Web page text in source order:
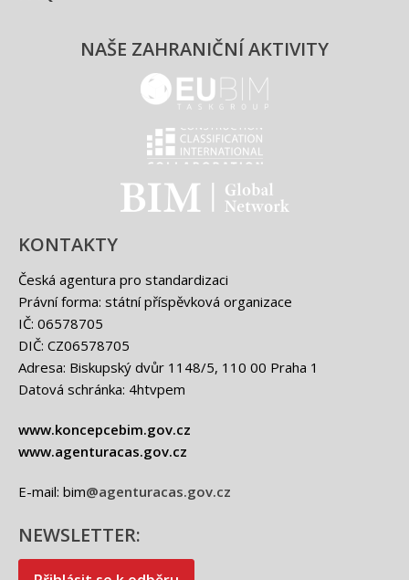
připravit své žáky na požadavky praxe […]
Průvodce novým zákonem o správě informací
ve stavebnictví: Co potřebujete vědět
22.10.2025
Stavebnictví v České republice stojí na prahu
digitální transformace. Klíčovým milníkem je nový
zákon č. 330/2025 Sb., o správě informací […]
letošního roku
Daniel Novotný
Koncepce BIM
Neformální snídaně
Česká agentura pro standardizaci srdečně zve
všechny příznivce a odborníky z oblasti stavebnictví
na poslední letošní neformální snídani. Půjde o […]
Česká agentura pro standardizaci nově i jako
Daniel Novotný
Koncepce BIM
Tiskové